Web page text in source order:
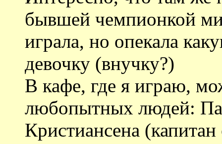
бывшей чемпионкой
играла, но опекала
девочку (внучку?)
В кафе, где я играю,
любопытных людей:
Кристиансена